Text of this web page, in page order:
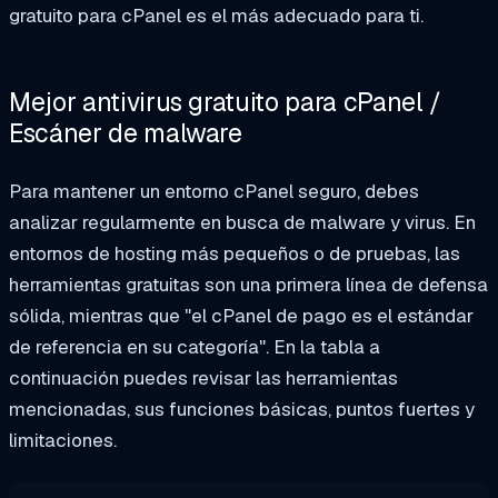
gratuito para cPanel es el más adecuado para ti.
Mejor antivirus gratuito para cPanel /
Escáner de malware
Para mantener un entorno cPanel seguro, debes
analizar regularmente en busca de malware y virus. En
entornos de hosting más pequeños o de pruebas, las
herramientas gratuitas son una primera línea de defensa
sólida, mientras que "el cPanel de pago es el estándar
de referencia en su categoría". En la tabla a
continuación puedes revisar las herramientas
mencionadas, sus funciones básicas, puntos fuertes y
limitaciones.